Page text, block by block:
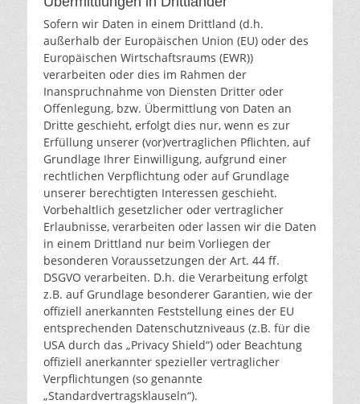
Sofern wir Daten in einem Drittland (d.h.
außerhalb der Europäischen Union (EU) oder des
Europäischen Wirtschaftsraums (EWR))
verarbeiten oder dies im Rahmen der
Inanspruchnahme von Diensten Dritter oder
Offenlegung, bzw. Übermittlung von Daten an
Dritte geschieht, erfolgt dies nur, wenn es zur
Erfüllung unserer (vor)vertraglichen Pflichten, auf
Grundlage Ihrer Einwilligung, aufgrund einer
rechtlichen Verpflichtung oder auf Grundlage
unserer berechtigten Interessen geschieht.
Vorbehaltlich gesetzlicher oder vertraglicher
Erlaubnisse, verarbeiten oder lassen wir die Daten
in einem Drittland nur beim Vorliegen der
besonderen Voraussetzungen der Art. 44 ff.
DSGVO verarbeiten. D.h. die Verarbeitung erfolgt
z.B. auf Grundlage besonderer Garantien, wie der
offiziell anerkannten Feststellung eines der EU
entsprechenden Datenschutzniveaus (z.B. für die
USA durch das „Privacy Shield“) oder Beachtung
offiziell anerkannter spezieller vertraglicher
Verpflichtungen (so genannte
„Standardvertragsklauseln“).